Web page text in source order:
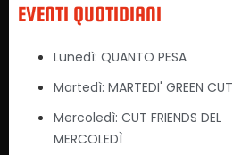
EVENTI QUOTIDIANI
Lunedì: QUANTO PESA
Martedì: MARTEDI' GREEN CUT
Mercoledì: CUT FRIENDS DEL
MERCOLEDÌ